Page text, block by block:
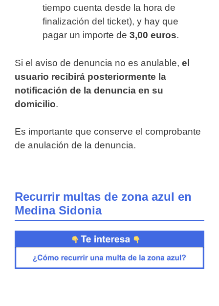
tiempo cuenta desde la hora de
finalización del ticket), y hay que
pagar un importe de 3,00 euros.
Si el aviso de denuncia no es anulable, el
usuario recibirá posteriormente la
notificación de la denuncia en su
domicilio.
Es importante que conserve el comprobante
de anulación de la denuncia.
Recurrir multas de zona azul en
Medina Sidonia